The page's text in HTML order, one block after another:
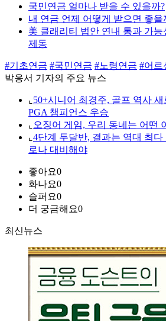
국민연금 얼마나 받을 수 있을까?
내 연금 언제 어떻게 받으면 좋을
美 클래리티 법안 연내 통과 가
제동
#기초연금 #국민연금 #노령연금 #어르
박응서 기자의 주요 뉴스
⌞ 50+시니어 최경주, 골프 역사
PGA 챔피언스 우승
⌞ 오징어 게임, 우리 동네는 어떤
⌞ 4단계 두달반, 결과는 역대 최
로나 대비해야
좋아요0
화나요0
슬퍼요0
더 궁금해요0
최신뉴스